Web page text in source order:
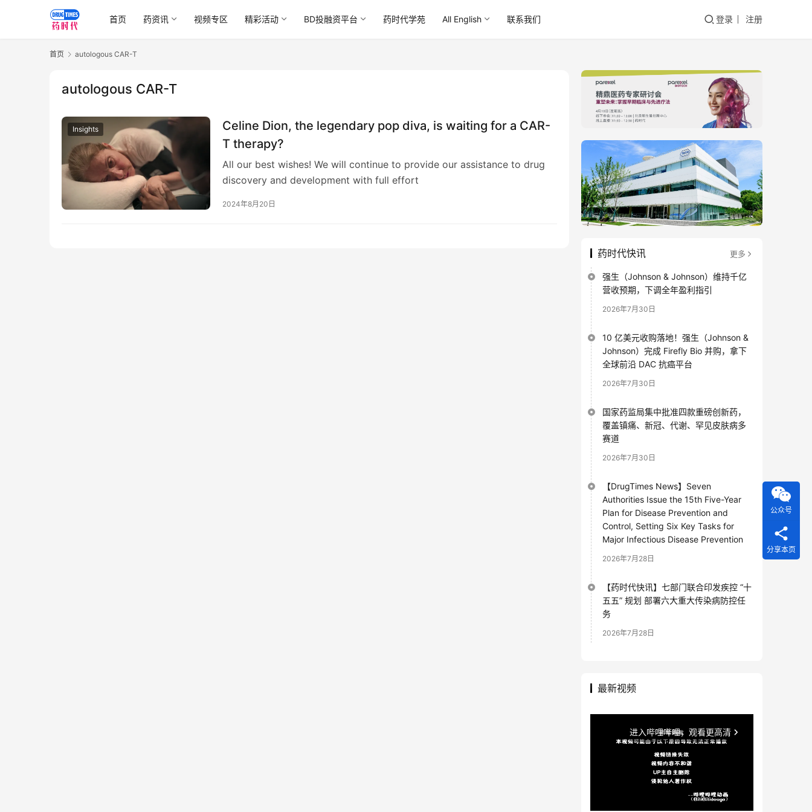
首页 药资讯 视频专区 精彩活动 BD投融资平台 药时代学苑 All English 联系我们 登录 注册
首页 autologous CAR-T
autologous CAR-T
Insights
Celine Dion, the legendary pop diva, is waiting for a CAR-
T therapy?
All our best wishes! We will continue to provide our assistance to drug
discovery and development with full effort
2024年8月20日
药时代快讯 更多
强生（Johnson & Johnson）维持千亿
营收预期，下调全年盈利指引
2026年7月30日
10 亿美元收购落地！强生（Johnson &
Johnson）完成 Firefly Bio 并购，拿下
全球前沿 DAC 抗癌平台
2026年7月30日
国家药监局集中批准四款重磅创新药，
覆盖镇痛、新冠、代谢、罕见皮肤病多
赛道
2026年7月30日
【DrugTimes News】Seven
Authorities Issue the 15th Five-Year
Plan for Disease Prevention and
Control, Setting Six Key Tasks for
Major Infectious Disease Prevention
2026年7月28日
【药时代快讯】七部门联合印发疾控 “十
五五” 规划 部署六大重大传染病防控任
务
2026年7月28日
最新视频
公众号
分享本页